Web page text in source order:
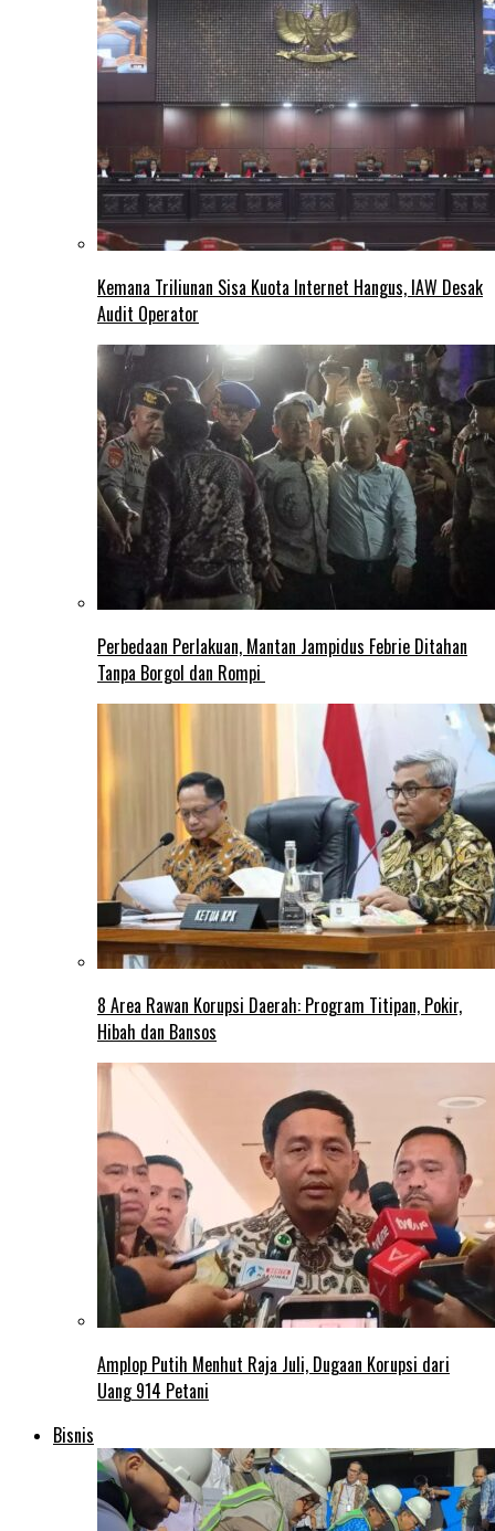
Kemana Triliunan Sisa Kuota Internet Hangus, IAW Desak
Audit Operator
Perbedaan Perlakuan, Mantan Jampidus Febrie Ditahan
Tanpa Borgol dan Rompi
8 Area Rawan Korupsi Daerah: Program Titipan, Pokir,
Hibah dan Bansos
Amplop Putih Menhut Raja Juli, Dugaan Korupsi dari
Uang 914 Petani
Bisnis